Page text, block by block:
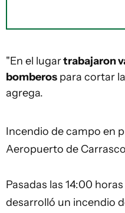
"En el lugartrabajaron
bomberos para cortar
agrega.
Incendio de campo en
Aeropuerto de
Pasadas las 14:00
desarrolló un incendio